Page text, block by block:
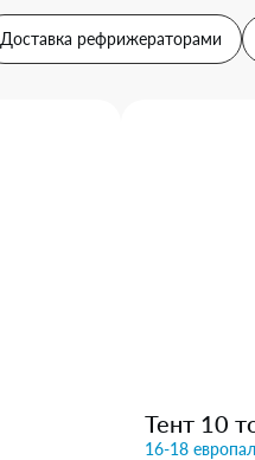
Доставка рефрижераторами
Тент 10
16-18